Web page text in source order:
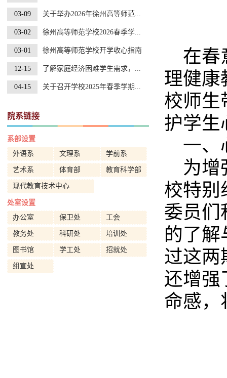
03-09 关于举办2026年徐州高等师范...
03-02 徐州高等师范学校2026春季学...
03-01 徐州高等师范学校开学收心指南
12-15 了解家庭经济困难学生需求，...
04-15 关于召开学校2025年春季学期...
院系链接
系部设置
外语系
文理系 学前系
艺术系 体育部 教育科学部
现代教育技术中心
处室设置
办公室
保卫处 工会
教务处 科研处 培训处
图书馆 学工处 招就处
组宣处
在春
理健康
校师生
护学生
一、
为增
校特别
委员们
的了解
过这两
还增强
命感，